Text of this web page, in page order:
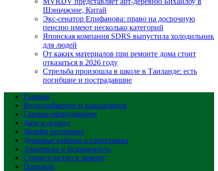
Шэньчжэне, Китай
Экс-сенатор Епифанова: право на досрочную
пенсию имеют несколько категорий
Японская компания SDRS выпустила холодильник
для людей
От каких материалов при ремонте дома стоит
отказаться в 2026 году
Стрельба произошла в школе в Таиланде: есть
погибшие и пострадавшие
Главная
Водоснабжение и канализация
Газовое оборудование
Дача и огород
Дизайн интерьера
Душевые кабины и сантехника
Электрика и безопасность
Строительство и ремонт
Полезное